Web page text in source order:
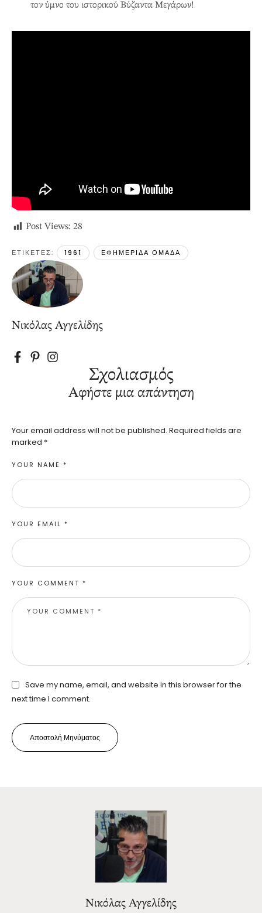
τον ύμνο του ιστορικού Βύζαντα Μεγάρων!
Post Views: 28
ΕΤΙΚΕΤΕΣ: 1961 ΕΦΗΜΕΡΙΔΑ ΟΜΑΔΑ
Νικόλας Αγγελίδης
Σχολιασμός
Αφήστε μια απάντηση
Your email address will not be published. Required fields are
marked *
YOUR COMMENT *
YOUR NAME *
YOUR EMAIL *
Save my name, email, and website in this browser for the
next time I comment.
Αποστολή Μηνύματος
Νικόλας Αγγελίδης